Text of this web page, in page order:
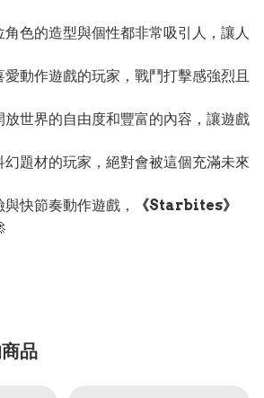
角色的造型與個性都非常吸引人，讓人
愛動作遊戲的玩家，戰鬥打擊感強烈且
放世界的自由度和豐富的內容，讓遊戲
幻題材的玩家，絕對會被這個充滿未來
快節奏動作遊戲，
《Starbites》
品